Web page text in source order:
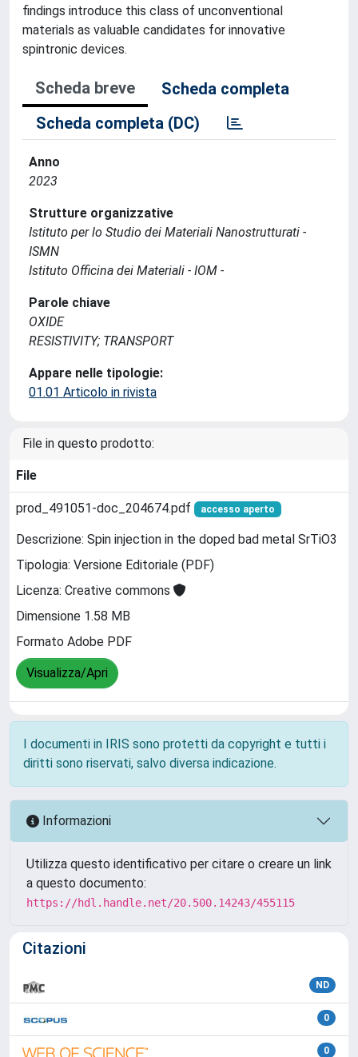
findings introduce this class of unconventional
materials as valuable candidates for innovative
spintronic devices.
Scheda breve
Scheda completa
Scheda completa (DC)
Anno
2023
Strutture organizzative
Istituto per lo Studio dei Materiali Nanostrutturati -
ISMN
Istituto Officina dei Materiali - IOM -
Parole chiave
OXIDE
RESISTIVITY; TRANSPORT
Appare nelle tipologie:
01.01 Articolo in rivista
File in questo prodotto:
File
prod_491051-doc_204674.pdf accesso aperto
Descrizione: Spin injection in the doped bad metal SrTiO3
Tipologia: Versione Editoriale (PDF)
Licenza: Creative commons
Dimensione 1.58 MB
Formato Adobe PDF
Visualizza/Apri
I documenti in IRIS sono protetti da copyright e tutti i
diritti sono riservati, salvo diversa indicazione.
Informazioni
Utilizza questo identificativo per citare o creare un link
a questo documento:
https://hdl.handle.net/20.500.14243/455115
Citazioni
ND
0
0